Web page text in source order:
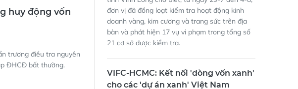
huy động vốn
trương điều tra nguyên
ĐHCĐ bất thường.
đơn vị đã đồng loạt kiểm tra hoạt động kinh
doanh vàng, kim cương và trang sức trên địa
bàn và phát hiện 17 vụ vi phạm trong tổng số
21 cơ sở được kiểm tra.
VIFC-HCMC: Kết nối 'dòng vốn xanh'
cho các 'dự án xanh' Việt Nam